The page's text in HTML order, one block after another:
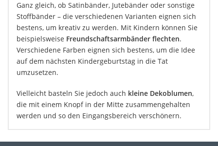
Ganz gleich, ob Satinbänder, Jutebänder oder sonstige
Stoffbänder – die verschiedenen Varianten eignen sich
bestens, um kreativ zu werden. Mit Kindern können Sie
beispielsweise Freundschaftsarmbänder flechten.
Verschiedene Farben eignen sich bestens, um die Idee
auf dem nächsten Kindergeburtstag in die Tat
umzusetzen.
Vielleicht basteln Sie jedoch auch kleine Dekoblumen,
die mit einem Knopf in der Mitte zusammengehalten
werden und so den Eingangsbereich verschönern.